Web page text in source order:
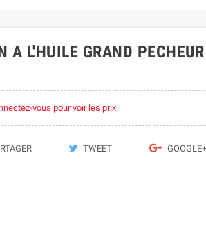
A L'HUILE GRAND
vous pour voir les prix
TWEET GOOGLE+